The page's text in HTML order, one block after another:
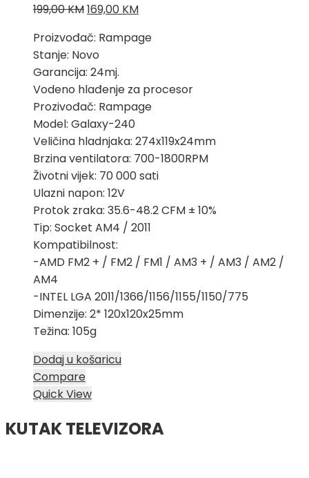
199,00KMIzvorna
bila
je:
199,00 KM.
169,00 KMTrenutna
je:
Proizvođač: Rampage
Stanje: Novo
Garancija: 24mj.
Vodeno hlađenje za procesor
Prozivođač: Rampage
Model: Galaxy-240
Veličina hladnjaka: 274x119x24mm
Brzina ventilatora: 700-1800RPM
Životni vijek: 70 000 sati
Ulazni napon: 12V
Protok zraka: 35.6-48.2 CFM ± 10%
Tip: Socket AM4 / 2011
Kompatibilnost:
-AMD FM2 + / FM2 / FM1 / AM3 + / AM3 / AM2 /
AM4
-INTEL LGA 2011/1366/1156/1155/1150/775
Dimenzije: 2* 120x120x25mm
Težina: 105g
Dodaj u košaricu
Compare
Quick View
KUTAK TELEVIZORA